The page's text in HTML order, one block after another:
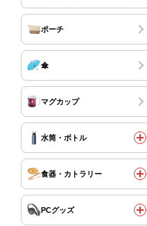
ポーチ
傘
マグカップ
水筒・ボトル
食器・カトラリー
PCグッズ